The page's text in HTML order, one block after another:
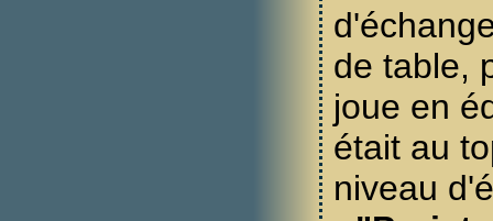
de table,
joue en
était au
niveau